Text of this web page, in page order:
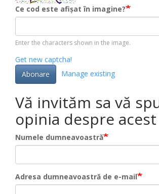
Ce cod este afișat în imagine?
Enter the characters shown in the image.
Get new captcha!
Abonare
Manage existing
Vă invităm sa vă
opinia despre
Numele dumneavoastră
Adresa dumneavoastră de e-mail